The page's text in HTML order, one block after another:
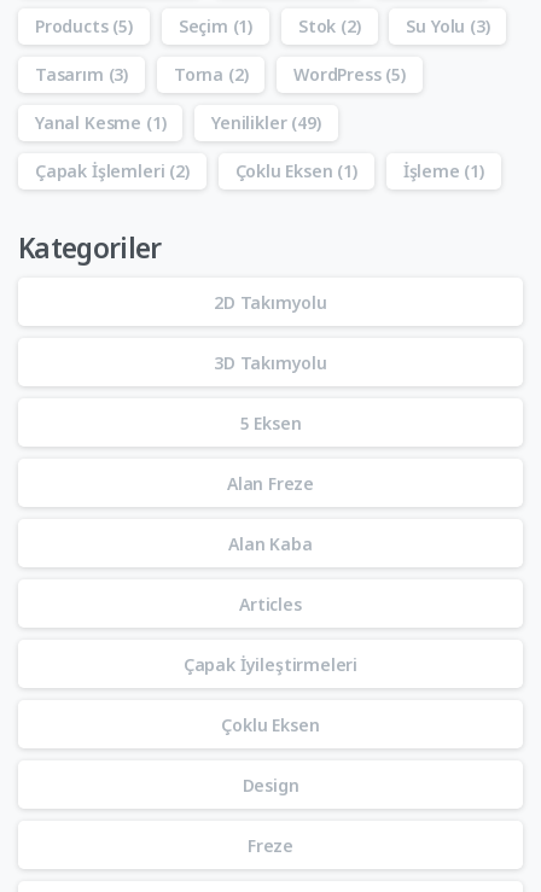
Products(5) Seçim (1) Stok (2) Su Yolu (3)
Tasarım (3) Torna (2) WordPress(5)
Yanal Kesme (1) Yenilikler(49)
Çapak İşlemleri (2) Çoklu Eksen (1) İşleme (1)
Kategoriler
2D Takımyolu
3D Takımyolu
5 Eksen
Alan Freze
Alan Kaba
Articles
Çapak İyileştirmeleri
Çoklu Eksen
Design
Freze